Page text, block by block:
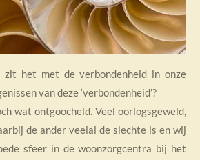
zit het met de verbondenheid in onze
van deze ‘verbondenheid’?
wat ontgoocheld. Veel oorlogsgeweld,
de ander veelal de slechte is en wij
sfeer in de woonzorgcentra bij het